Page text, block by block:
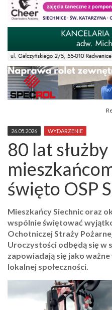
26.05.2026 WYDARZENIE
80 lat służby
święto OSP
Mieszkańcy Siechnic oraz
wspólnie świętować
Ochotniczej Straży
Uroczystości odbędą się w
zapowiadają się jako
lokalnej społeczności.